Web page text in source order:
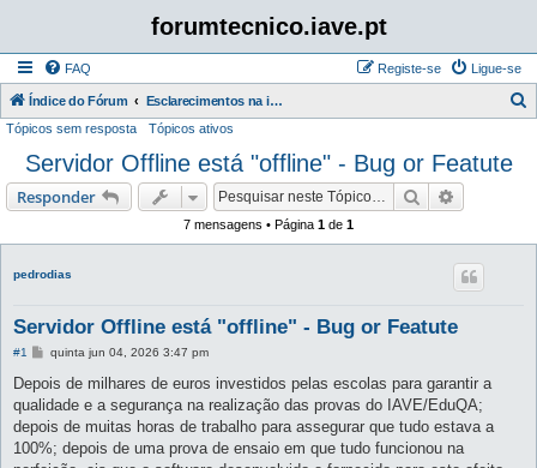
forumtecnico.iave.pt
FAQ Ligue-se
Registe-se
Índice do Fórum Esclarecimentos na instalação e utilização das aplicações para as provas digitais 2026
i
Tópicos sem resposta Tópicos ativos
Servidor Offline está "offline" - Bug or Featute
Responder Pesquisar
7 mensagens • Página 1 de 1
pedrodias
Servidor Offline está "offline" - Bug or Featute
#1
M
n
a
g
m
quinta jun 04, 2026 3:47 pm
Depois de milhares de euros investidos pelas escolas para garantir a
qualidade e a segurança na realização das provas do IAVE/EduQA;
depois de muitas horas de trabalho para assegurar que tudo estava a
100%; depois de uma prova de ensaio em que tudo funcionou na